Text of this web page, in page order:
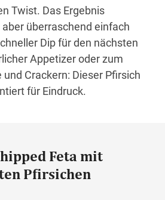
Twist. Das Ergebnis
überraschend einfach
Dip für den nächsten
Appetizer oder zum
Crackern: Dieser Pfirsich
für Eindruck.
Feta mit
Pfirsichen